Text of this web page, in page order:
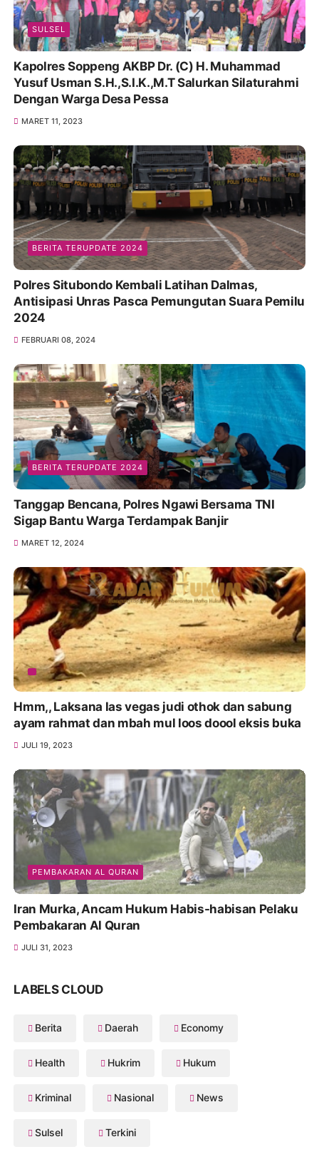
SULSEL
Kapolres Soppeng AKBP Dr. (C) H. Muhammad
Yusuf Usman S.H.,S.I.K.,M.T Salurkan Silaturahmi
Dengan Warga Desa Pessa
MARET 11, 2023
BERITA TERUPDATE 2024
Polres Situbondo Kembali Latihan Dalmas,
Antisipasi Unras Pasca Pemungutan Suara Pemilu
2024
FEBRUARI 08, 2024
BERITA TERUPDATE 2024
Tanggap Bencana, Polres Ngawi Bersama TNI
Sigap Bantu Warga Terdampak Banjir
MARET 12, 2024
Hmm,, Laksana las vegas judi othok dan sabung
ayam rahmat dan mbah mul loos doool eksis buka
JULI 19, 2023
PEMBAKARAN AL QURAN
Iran Murka, Ancam Hukum Habis-habisan Pelaku
Pembakaran Al Quran
JULI 31, 2023
LABELS CLOUD
Berita Daerah Economy
Health Hukrim Hukum
Kriminal Nasional News
Sulsel Terkini